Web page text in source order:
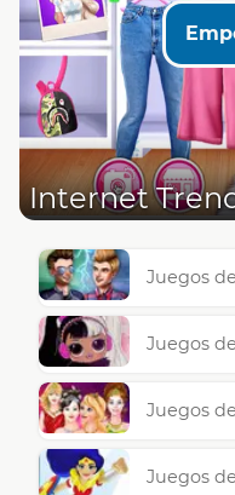
Juegos
Juegos
Juegos
Juegos